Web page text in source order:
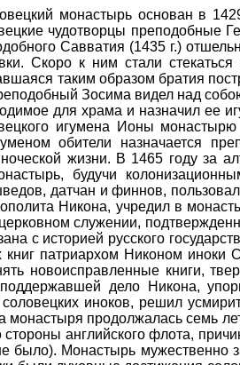
патриархом Никоном иноки Соловецкой обители, видя в реформе извращение древнего чистого православия, решительно отказались принять новоисправленные книги, твердо решив защищать истину, хотя и понимали ее узко и односторонне, и оказали правительственной власти, поддержавшей дело Никона, упорное сопротивление. Царь Алексей Михайлович, испытав все мирные средства воздействия на непокорных соловецких иноков, решил усмирить их силой и послал против бунтующих отряды стрельцов. Началось знаменитое "Соловецкое сидение". Осада монастыря продолжалась семь лет, с 1669 по 1676 год. В 1854 году, во времена тяжелой Крымской войны, монастырь подвергся бомбардировке со стороны английского флота, причинившей значительные повреждения монастырским зданиям и храмам. (По милости Божией, убитых и раненых не было). Монастырь мужественно защищался и на требования сдаться ответил решительным отказом. Можно только догадываться, сколь же велики были духовные достижения соловецких иноков, если даже внешнее их воплощение поражает ум. Здесь, на Севере, монахи выращивали яюлоки, розы и шиповник. Петра I они угощали парниковыми арбузами. Была построена сложная система каналов, которая соединяла массу озер, возведена уникальная дамба на острове Большая Муксалма и многое другое. В 1558-66 годы по благословению игумена Филиппа (Колычева), был построен пятиглавый Преображенский собор. Святынями монастыря были: древняя икона "Одигитрия", принесенная в дар монастырю митрополитом Филиппом; древняя икона Знамения Божией Матери; серебряная рака с тремя частями мощей митрополита Филиппа; мощи прпп. Зосимы и Савватия; каменный крест прп. Савватия и икона прпп. Зосимы и Савватия, писанная учеником прп. Зосимы, игуменом Досифеем; икона Успения Божией Матери, устроенная по образцу такой же в Киево-Печерской Лавре, дар царевны Марии Алексеевны; запрестольный крест, сделанный из моржевой кости с резным изображением Распятия; икона Запечной Божией Матери (эта икона явилась св. Филиппу на том месте, где впоследствии был построен храм Рождества Пресвятой Богородицы, рядом с хлебопекарней, за печью); мощи св. Германа - в храме его имени; мощи Маркелла, архиепископа Вологодского, бывшего игуменом в Соловецком монастыре - в храме св. Германа; мощи